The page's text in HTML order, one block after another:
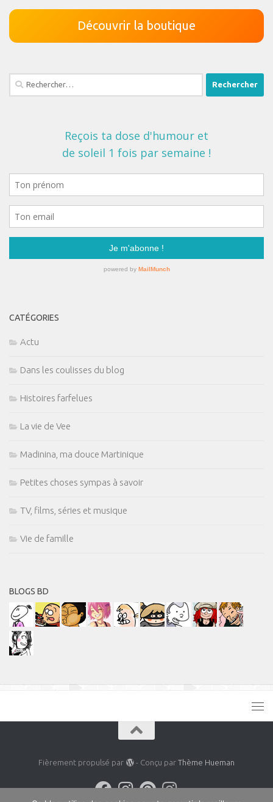
Découvrir la boutique
Rechercher :
CATÉGORIES
Actu
Dans les coulisses du blog
Histoires farfelues
La vie de Vee
Madinina, ma douce Martinique
Petites choses sympas à savoir
TV, films, séries et musique
Vie de famille
BLOGS BD
Fièrement propulsé par - Conçu par Thème Hueman